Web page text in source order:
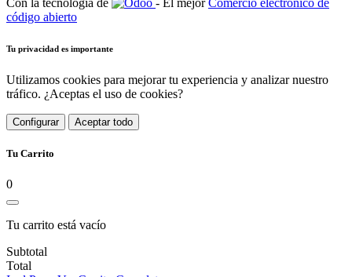
Con la tecnología de
- El mejorComercio electrónico de
código abierto
Tu privacidad es importante
Utilizamos cookies para mejorar tu experiencia y analizar nuestro
tráfico. ¿Aceptas el uso de cookies?
Configurar Aceptar todo
Tu Carrito
0
Tu carrito está vacío
Subtotal
Total